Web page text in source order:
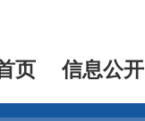
页 信息公开